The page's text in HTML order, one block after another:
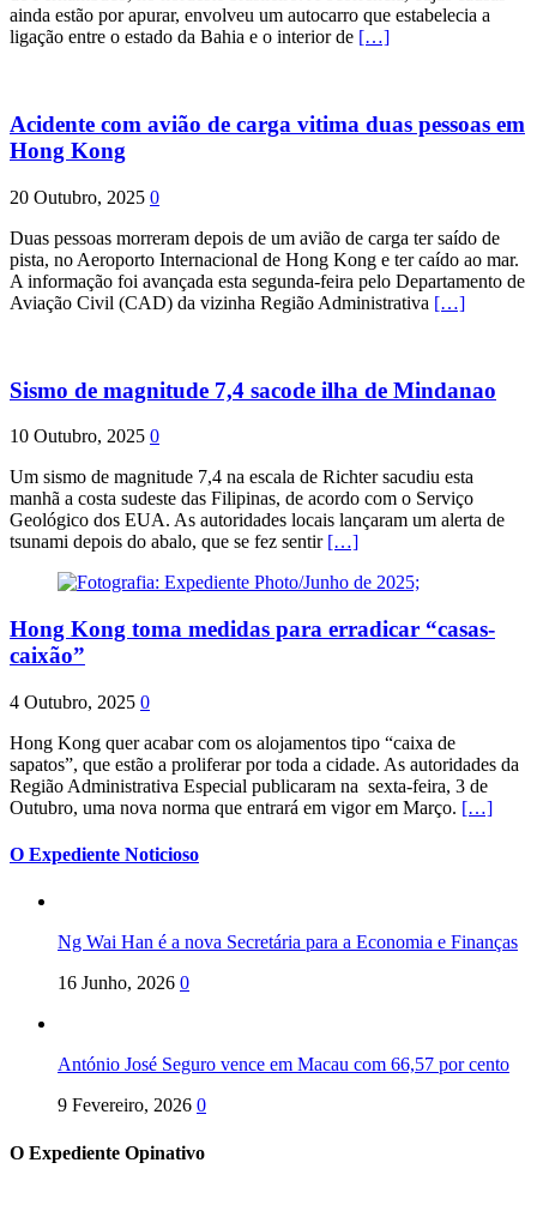
ainda estão por apurar, envolveu um autocarro que estabelecia a
ligação entre o estado da Bahia e o interior de […]
Acidente com avião de carga vitima duas pessoas em
Hong Kong
20 Outubro, 2025 0
Duas pessoas morreram depois de um avião de carga ter saído de
pista, no Aeroporto Internacional de Hong Kong e ter caído ao mar.
A informação foi avançada esta segunda-feira pelo Departamento de
Aviação Civil (CAD) da vizinha Região Administrativa […]
Sismo de magnitude 7,4 sacode ilha de Mindanao
10 Outubro, 2025 0
Um sismo de magnitude 7,4 na escala de Richter sacudiu esta
manhã a costa sudeste das Filipinas, de acordo com o Serviço
Geológico dos EUA. As autoridades locais lançaram um alerta de
tsunami depois do abalo, que se fez sentir […]
Hong Kong toma medidas para erradicar “casas-
caixão”
4 Outubro, 2025 0
Hong Kong quer acabar com os alojamentos tipo “caixa de
sapatos”, que estão a proliferar por toda a cidade. As autoridades da
Região Administrativa Especial publicaram na sexta-feira, 3 de
Outubro, uma nova norma que entrará em vigor em Março. […]
O Expediente Noticioso
Ng Wai Han é a nova Secretária para a Economia e Finanças
16 Junho, 2026 0
António José Seguro vence em Macau com 66,57 por cento
9 Fevereiro, 2026 0
O Expediente Opinativo